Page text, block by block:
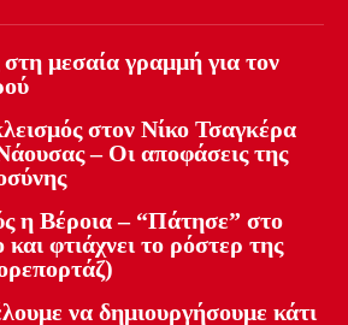
μεσαία γραμμή για τον
στον Νίκο Τσαγκέρα
– Οι αποφάσεις της
η Βέροια – “Πάτησε” στο
φτιάχνει το ρόστερ της
να δημιουργήσουμε κάτι